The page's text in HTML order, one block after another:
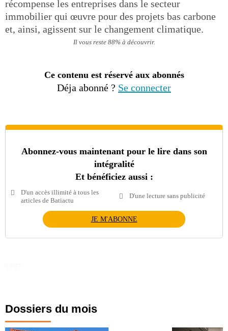
récompense les entreprises dans le secteur
immobilier qui œuvre pour des projets bas carbone
et, ainsi, agissent sur le changement climatique.
Il vous reste 88% à découvrir.
Ce contenu est réservé aux abonnés
Déja abonné ? Se connecter
Abonnez-vous maintenant pour le lire dans son
intégralité
Et bénéficiez aussi :
D'un accès illimité à tous les
articles de Batiactu
D'une lecture sans publicité
JE M'ABONNE
Dossiers du mois